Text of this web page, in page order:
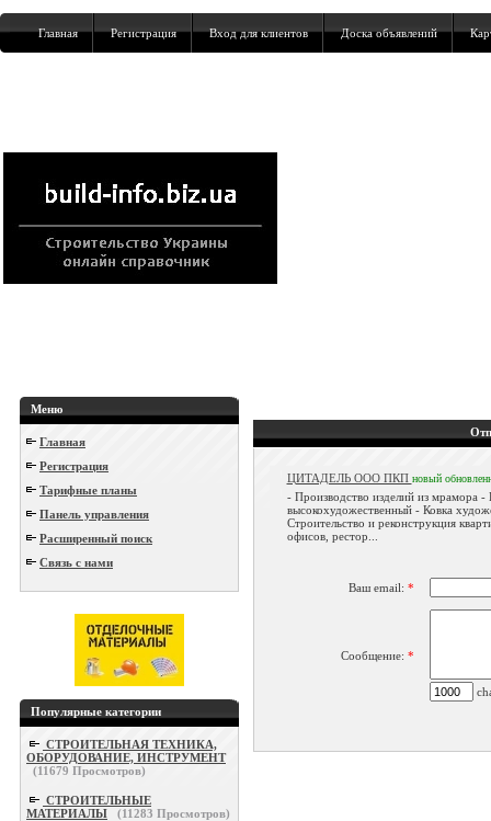
Главная Регистрация Вход для клиентов Доска объявлений
Меню
Главная
Регистрация
Тарифные планы
Панель управления
Расширенный поиск
Связь с нами
Популярные категории
СТРОИТЕЛЬНАЯ ТЕХНИКА,
ОБОРУДОВАНИЕ, ИНСТРУМЕНТ
(11679 Просмотров)
СТРОИТЕЛЬНЫЕ
МАТЕРИАЛЫ
(11283 Просмотров)
ЦИТАДЕЛЬ ООО ПКП новый
- Производство изделий из мрамора -
высокохудожественный - Ковка
Строительство и реконструкция
офисов, рестор...
Ваш email: *
Сообщение: *